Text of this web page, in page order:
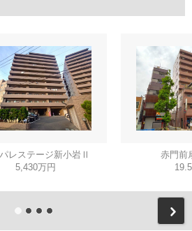
レステージ新小岩Ⅱ
5,430万円
赤門前